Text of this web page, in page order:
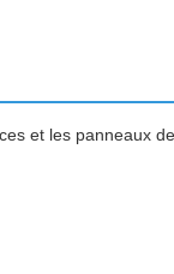
et les panneaux